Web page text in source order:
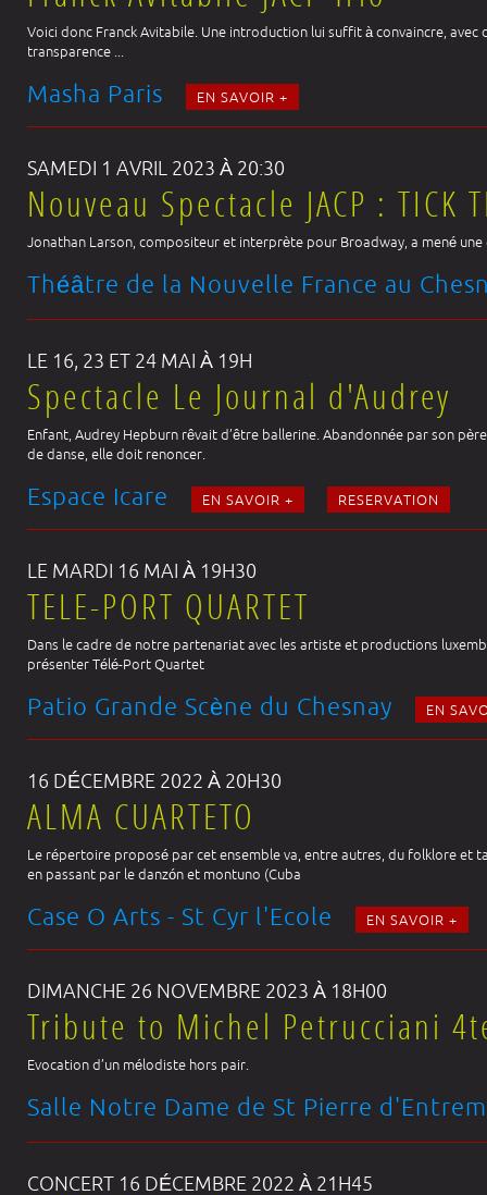
Voici donc Franck Avitabile. Une introduction lui suffit à convaincre,
transparence ...
Masha Paris EN SAVOIR +
SAMEDI 1 AVRIL 2023 À 20:30
Nouveau Spectacle JACP : TICK
Jonathan Larson, compositeur et interprète pour Broadway, a mené une
Théâtre de la Nouvelle France au
LE 16, 23 ET 24 MAI À 19H
Spectacle Le Journal d'Audrey
Enfant, Audrey Hepburn rêvait d’être ballerine. Abandonnée par son
de danse, elle doit renoncer.
Espace Icare EN SAVOIR + RESERVATION
LE MARDI 16 MAI À 19H30
TELE-PORT QUARTET
Dans le cadre de notre partenariat avec les artiste et productions
présenter Télé-Port Quartet
Patio Grande Scène du Chesnay EN
16 DÉCEMBRE 2022 À 20H30
ALMA CUARTETO
Le répertoire proposé par cet ensemble va, entre autres, du folklore et
en passant par le danzón et montuno (Cuba
Case O Arts - St Cyr l'Ecole EN SAVOIR +
DIMANCHE 26 NOVEMBRE 2023 À 18H00
Tribute to Michel Petrucciani
Evocation d’un mélodiste hors pair.
Salle Notre Dame de St Pierre
CONCERT 16 DÉCEMBRE 2022 À 21H45